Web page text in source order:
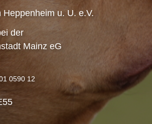
u. U. e.V.
der
Mainz eG
0590 12